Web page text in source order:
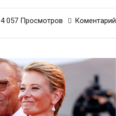
Коментарий
4 057 Просмотров